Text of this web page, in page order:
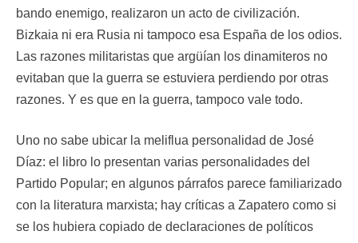
bando enemigo, realizaron un acto de civilización.
Bizkaia ni era Rusia ni tampoco esa España de los odios.
Las razones militaristas que argüían los dinamiteros no
evitaban que la guerra se estuviera perdiendo por otras
razones. Y es que en la guerra, tampoco vale todo.
Uno no sabe ubicar la meliflua personalidad de José
Díaz: el libro lo presentan varias personalidades del
Partido Popular; en algunos párrafos parece familiarizado
con la literatura marxista; hay críticas a Zapatero como si
se los hubiera copiado de declaraciones de políticos